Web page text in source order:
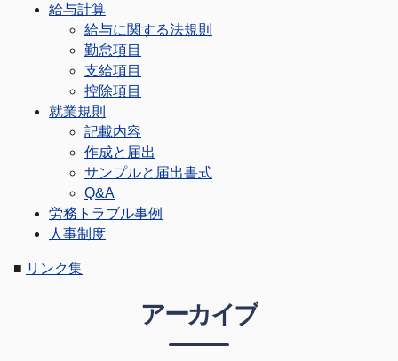
給与計算
給与に関する法規則
勤怠項目
支給項目
控除項目
就業規則
記載内容
作成と届出
サンプルと届出書式
Q&A
労務トラブル事例
人事制度
■ リンク集
アーカイブ